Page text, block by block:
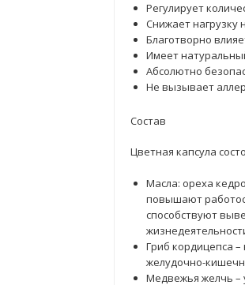
Регулирует
Снижает нагрузку
Благотворно
Имеет
Абсолютно
Не вызывает
Состав
Цветная капсула
Масла: ореха
повышают
способствуют
Гриб кордицепса
желудочно-
Медвежья желчь –